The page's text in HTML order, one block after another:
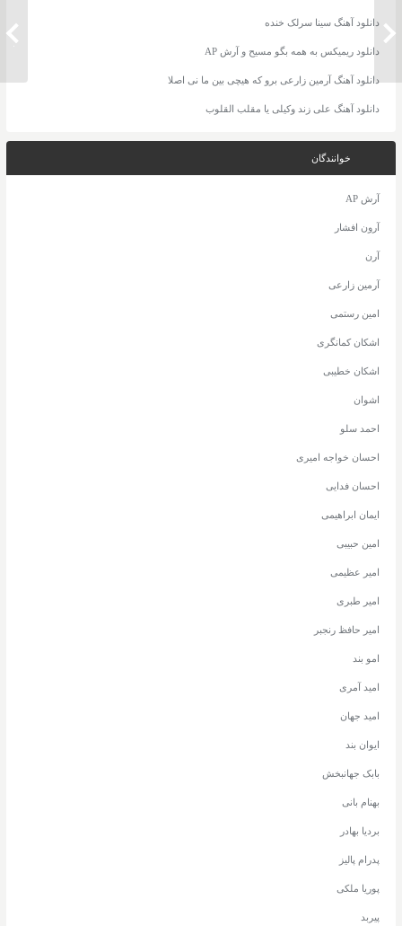
دانلود آهنگ علی زند وکیلی فقط دعا
دانلود آهنگ سینا سرلک خنده
دانلود ریمیکس به همه بگو مسیح و آرش AP
دانلود آهنگ آرمین زارعی برو که هیچی بین ما نی اصلا
دانلود آهنگ علی زند وکیلی یا مقلب القلوب
خوانندگان
آرش AP
آرون افشار
آرن
آرمین زارعی
امین رستمی
اشکان کمانگری
اشکان خطیبی
اشوان
احمد سلو
احسان خواجه امیری
احسان فدایی
ایمان ابراهیمی
امین حبیبی
امیر عظیمی
امیر طبری
امیر حافظ رنجبر
امو بند
امید آمری
امید جهان
ایوان بند
بابک جهانبخش
بهنام بانی
بردیا بهادر
پدرام پالیز
پوریا ملکی
پیربد